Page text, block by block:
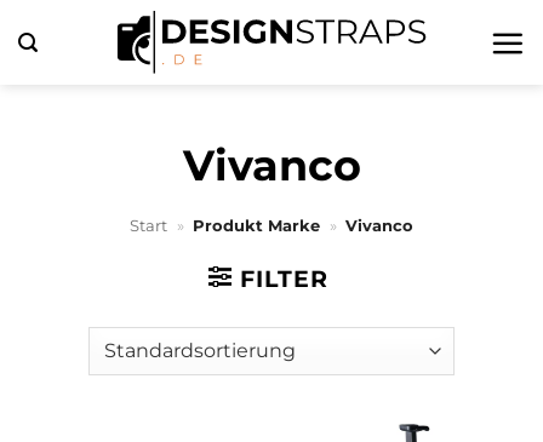
Inhalt
Vivanco
Start » Produkt Marke » Vivanco
FILTER